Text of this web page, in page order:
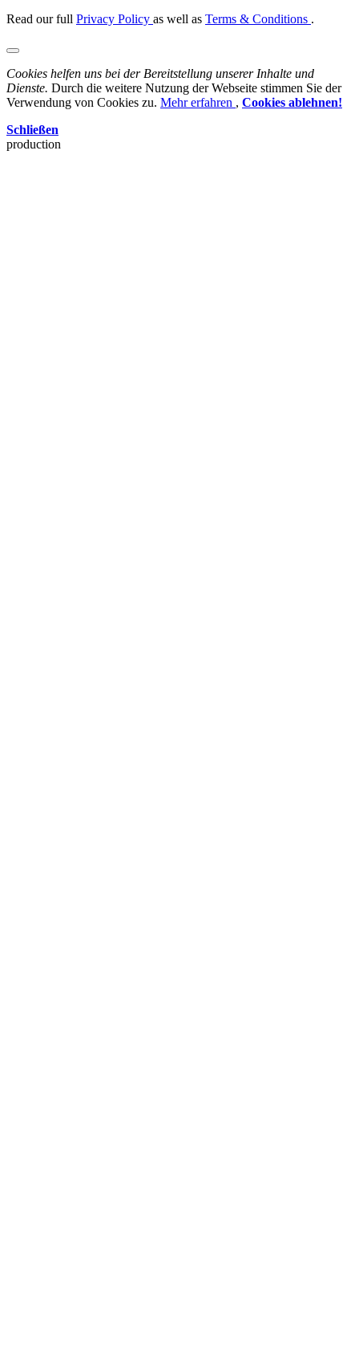
Read our full Privacy Policy as well as Terms & Conditions .
Cookies helfen uns bei der Bereitstellung unserer Inhalte und
Dienste. Durch die weitere Nutzung der Webseite stimmen Sie der
Verwendung von Cookies zu. Mehr erfahren , Cookies ablehnen!
Schließen
production